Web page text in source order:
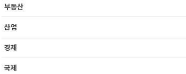
부동산
산업
경제
국제